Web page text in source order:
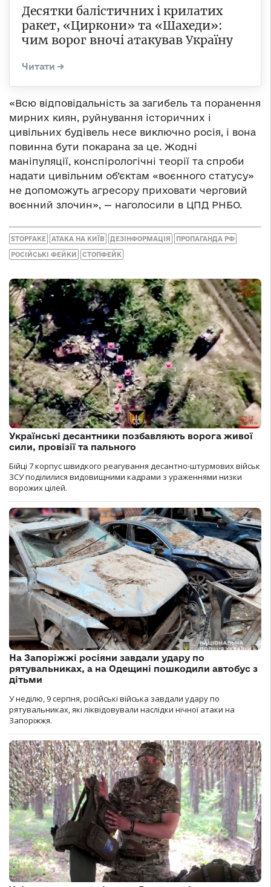
Десятки балістичних і крилатих
ракет, «Циркони» та «Шахеди»:
чим ворог вночі атакував Україну
«Всю відповідальність за загибель та поранення
мирних киян, руйнування історичних і
цивільних будівель несе виключно росія, і вона
повинна бути покарана за це. Жодні
маніпуляції, конспірологічні теорії та спроби
надати цивільним об’єктам «воєнного статусу»
не допоможуть агресору приховати черговий
воєнний злочин», — наголосили в ЦПД РНБО.
STOPFAKE АТАКА НА КИЇВ ДЕЗІНФОРМАЦІЯ ПРОПАГАНДА РФ
РОСІЙСЬКІ ФЕЙКИ СТОПФЕЙК
Українські десантники позбавляють ворога живої
сили, провізії та пального
Бійці 7 корпус швидкого реагування десантно-штурмових військ
ЗСУ поділилися видовищними кадрами з ураженнями низки
ворожих цілей.
На Запоріжжі росіяни завдали удару по
рятувальниках, а на Одещині пошкодили автобус з
дітьми
У неділю, 9 серпня, російські війська завдали удару по
рятувальниках, які ліквідовували наслідки нічної атаки на
Запоріжжя.